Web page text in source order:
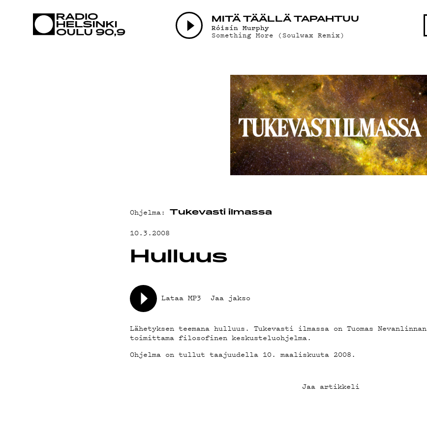
MITÄ TÄÄLLÄ TAPAHTUU
Róisín Murphy
Something More (Soulwax Remix)
AJANKOHTAISTA
MAINOSTA
YHTEYSTIEDOT
G LIVELAB
YSTÄVÄKLUBI
TIETOSUOJA
Ohjelma: Tukevasti ilmassa
10.3.2008
Hulluus
Lataa MP3 Jaa jakso
Lähetyksen teemana hulluus. Tukevasti ilmassa on Tuomas
toimittama filosofinen keskusteluohjelma.
Ohjelma on tullut taajuudella 10. maaliskuuta 2008.
Jaa artikkeli